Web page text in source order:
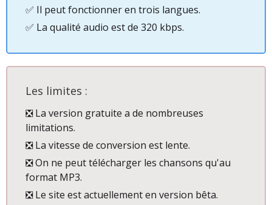
✅ Il peut fonctionner en trois langues.
✅ La qualité audio est de 320 kbps.
Les limites :
❎ La version gratuite a de nombreuses
limitations.
❎ La vitesse de conversion est lente.
❎ On ne peut télécharger les chansons qu'au
format MP3.
❎ Le site est actuellement en version bêta.